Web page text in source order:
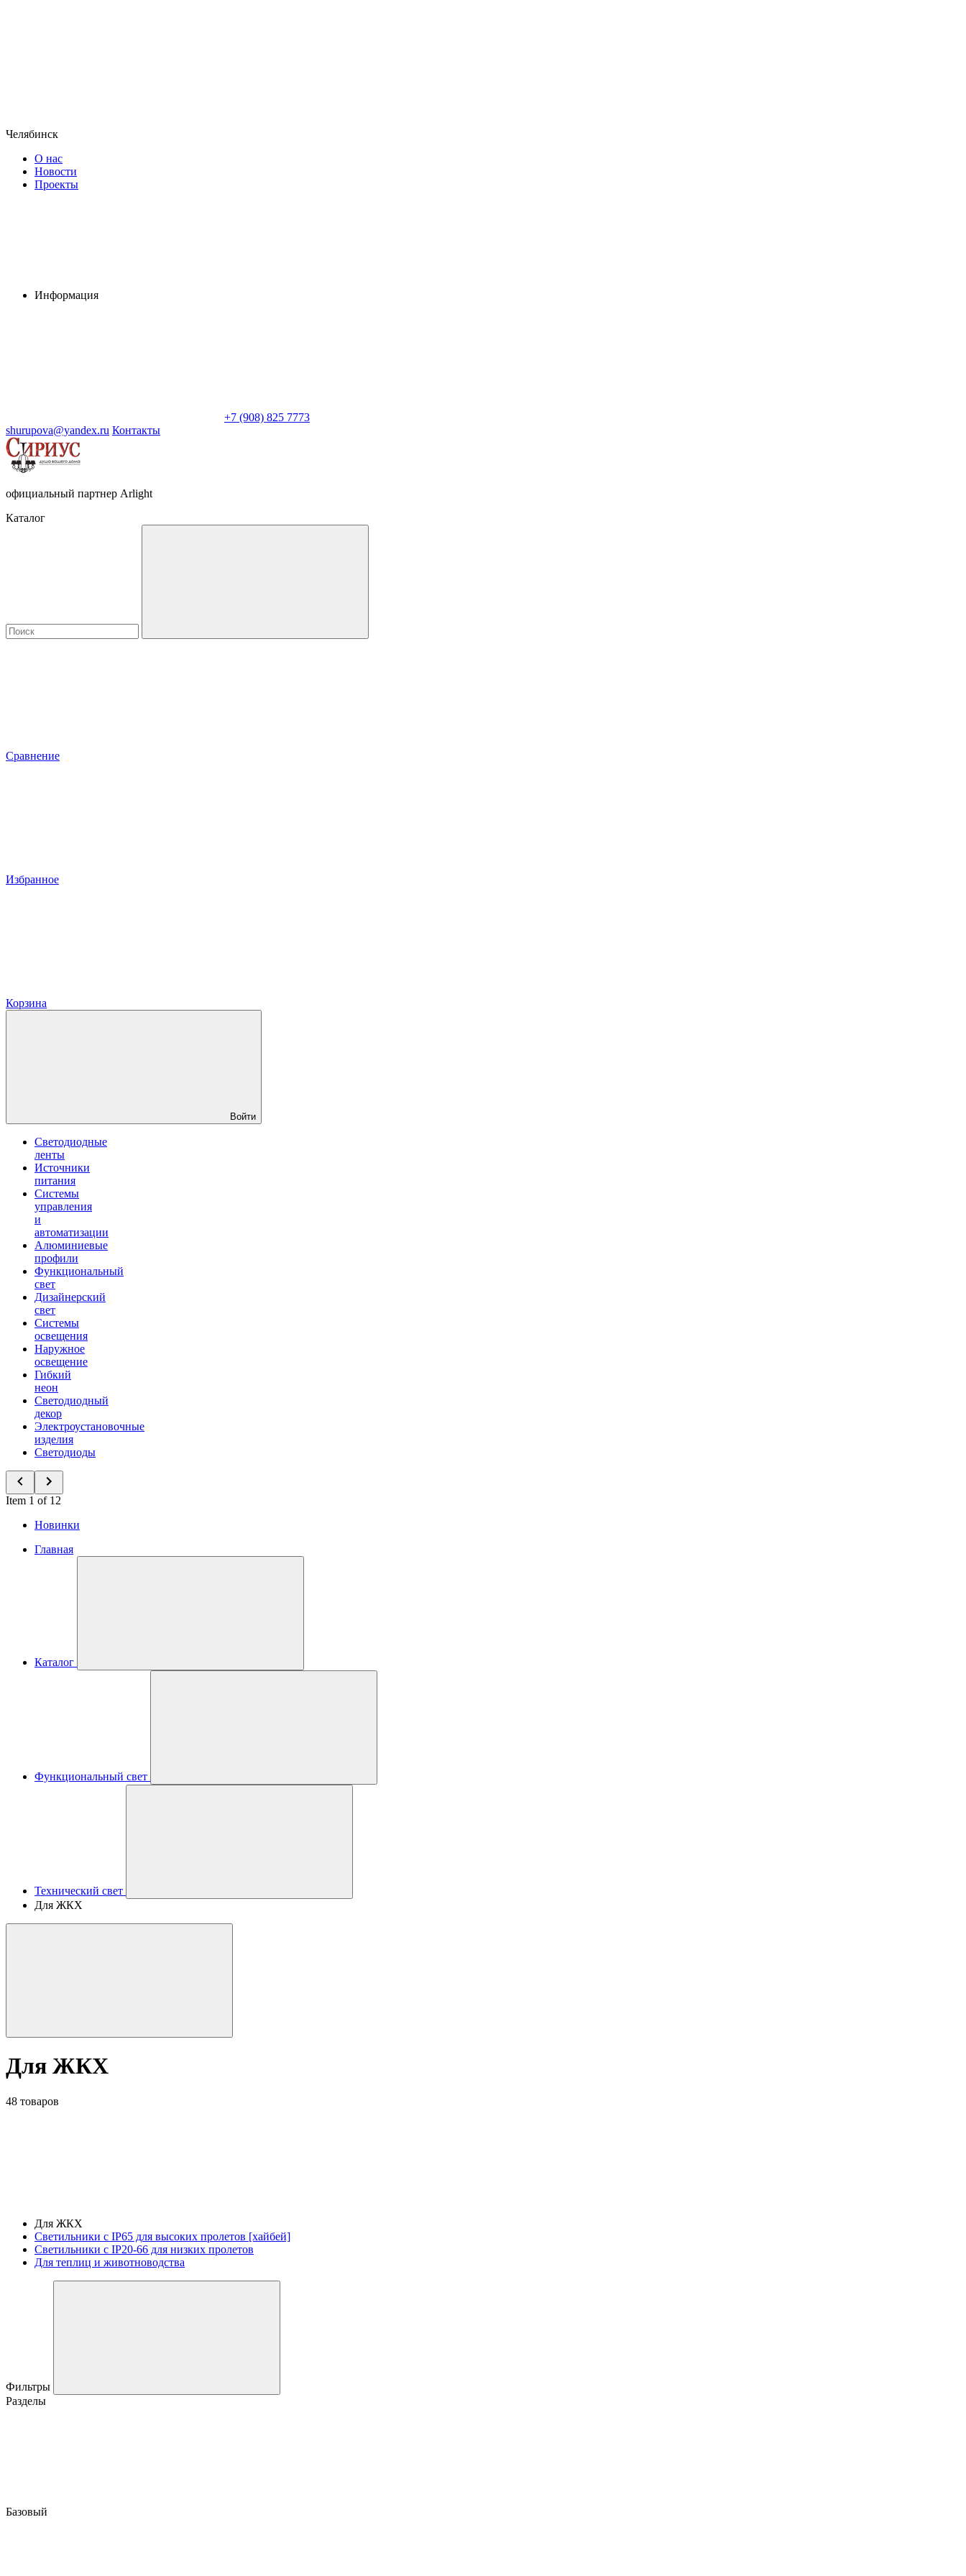
Челябинск
О нас
Новости
Проекты
Информация
+7 (908) 825 7773
shurupova@yandex.ru Контакты
официальный партнер Arlight
Каталог
Сравнение
Избранное
Корзина
Войти
Светодиодные
ленты
Источники
питания
Системы
управления
и
автоматизации
Алюминиевые
профили
Функциональный
свет
Дизайнерский
свет
Системы
освещения
Наружное
освещение
Гибкий
неон
Светодиодный
декор
Электроустановочные
изделия
Светодиоды
Item 1 of 12
Новинки
Главная
Каталог
Функциональный свет
Технический свет
Для ЖКХ
Для ЖКХ
48 товаров
Для ЖКХ
Светильники с IP65 для высоких пролетов [хайбей]
Светильники с IP20-66 для низких пролетов
Для теплиц и животноводства
Фильтры
Разделы
Базовый